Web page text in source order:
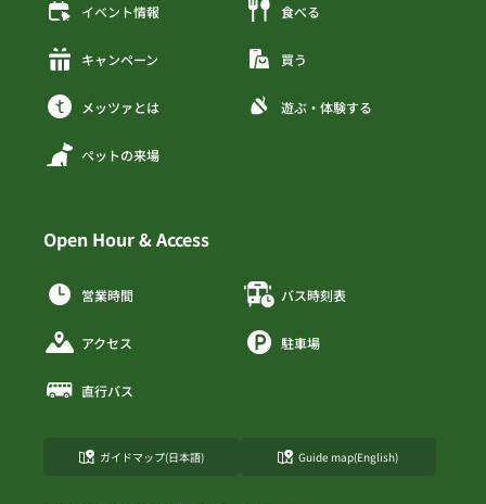
イベント情報
キャンペーン
メッツァとは
ペットの来場
食べる
買う
遊ぶ・体験する
Open Hour & Access
営業時間
アクセス
直行バス
バス時刻表
駐車場
ガイドマップ(日本語) Guide map(English)